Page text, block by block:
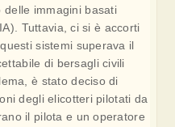
delle immagini basati
Tuttavia, ci si è accorti
sistemi superava il
di bersagli civili
è stato deciso di
degli elicotteri pilotati da
il pilota e un operatore